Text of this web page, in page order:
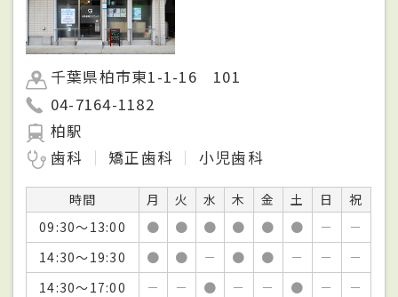
千葉県柏市東1-1-16 101
04-7164-1182
柏駅
歯科
矯正歯科 小児歯科
時間 月 火 水 木 金 土 日
祝
09:30～13:00
● ● ● ● ● ● －
－
14:30～19:30
● ● － ● ● － －
－
14:30～17:00
－ － ● － － ● －
－